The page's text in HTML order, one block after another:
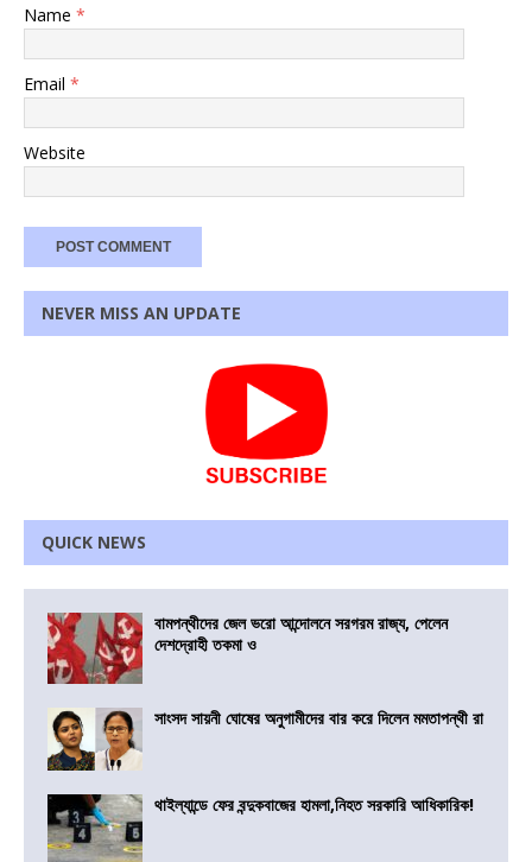
Name *
Email *
Website
NEVER MISS AN UPDATE
QUICK NEWS
বামপন্থীদের জেল ভরো আন্দোলনে সরগরম রাজ্য, পেলেন
দেশদ্রোহী তকমা ও
সাংসদ সায়নী ঘোষের অনুগামীদের বার করে দিলেন মমতাপন্থী রা
থাইল্যান্ডে ফের বন্দুকবাজের হামলা,নিহত সরকারি আধিকারিক!